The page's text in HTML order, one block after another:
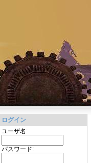
ログイン
ユーザ名:
パスワード: